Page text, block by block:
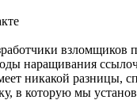
взломщиков
наращивания
никакой
в которую мы